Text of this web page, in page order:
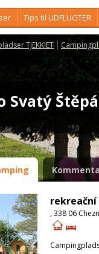
Tips til UDFLUGTER
TJEKKIET
Svatý
rekreační
, 338 06